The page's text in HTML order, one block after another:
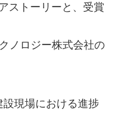
ストーリーと、受賞
ノロジー株式会社の
現場における進捗